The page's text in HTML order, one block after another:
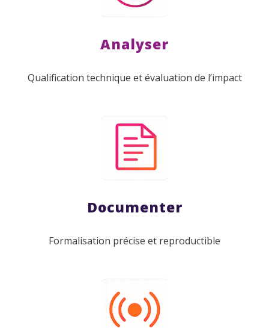
Analyser
Qualification technique et évaluation de l’impact
Documenter
Formalisation précise et reproductible